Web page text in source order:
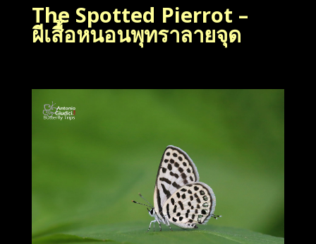
The Spotted Pierrot –
ผีเสื้อหนอนพุทราลายจุด